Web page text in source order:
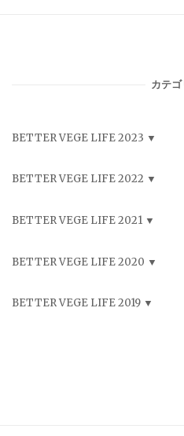
カテ
BETTER VEGE LIFE 2023
BETTER VEGE LIFE 2022
BETTER VEGE LIFE 2021
BETTER VEGE LIFE 2020
BETTER VEGE LIFE 2019